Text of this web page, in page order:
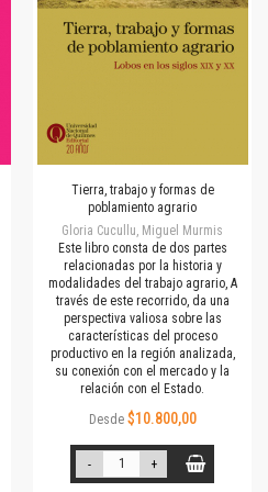
Tierra, trabajo y formas de
poblamiento agrario
Gloria Cucullu, Miguel Murmis
Este libro consta de dos partes
relacionadas por la historia y
modalidades del trabajo agrario, A
través de este recorrido, da una
perspectiva valiosa sobre las
características del proceso
productivo en la región analizada,
su conexión con el mercado y la
relación con el Estado.
Desde $10.800,00
- +